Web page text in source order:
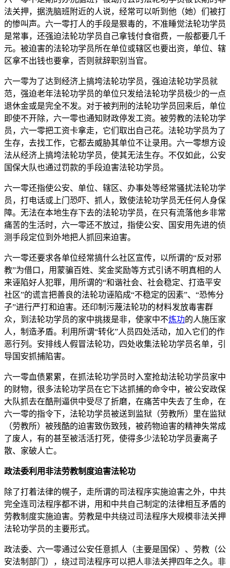
法关押，据洗脑班附近的人说，经常可以听到他（她）们被打
的惨叫声。六一零打人的手段是狠毒的，不准睡觉法轮功学员
是常事，还强迫法轮功学员自己拿钱付食宿费，一般都要几千
元。被迫害的法轮功学员所在单位或辖区也要出资，单位、辖
区拿不出钱也要拿，否则就辞职别当官。
六一零为了达到经济上搞垮法轮功学员，强迫法轮功学员就
范，强迫老年法轮功学员的单位只发给法轮功学员极少的一点
退休金或是完全不发。对于被判刑的法轮功学员回来后，单位
即使不开除，六一零也通知财政停发工资。被劳教的法轮功学
员，六一零把工资卡拿走，它们取出自己花。法轮功学员为了
生存，去找工作，它都去威胁其单位不让录用。六一零想方设
法从经济上搞垮法轮功学员，使其无法生存。不仅如此，公安
国保大队也通过罚款的手段迫害法轮功学员。
六一零还指使公安、单位、辖区、办事处等经常骚扰法轮功学
员，打电话或上门恐吓、抓人，致使法轮功学员无任何人身保
障。无法在本地生存下去的法轮功学员，在只有流落他乡非常
痛苦的生活时，六一零还不放过，指使公安、国安用先进的侦
测手段定位到外地把人抓回来迫害。
六一零还要求各单位经常搞什么社区宣传，以所谓的“反对邪
教”为借口，用蒙骗百姓、奖金奖励等方式引诱不明真相的人
来诬陷好人犯罪，用所谓的“和谐社会、社会稳定、打造平安
社区”的谎言把善良的法轮功诬陷成“不稳定的因素”、“恐怖分
子”进行严打和迫害。还印制污蔑法轮功的材料发放毒害群
众，到法轮功学员的家中挑拨是非，使家中不炼功的人施压家
人，制造矛盾。利用所谓“转化”人员四处活动，加入它们的作
恶行列。安排线人假冒法轮功，四处收集法轮功学员名单，引
导国安抓捕陷害。
六一零血债累累，在抓法轮功学员时入室抢劫法轮功学员家中
的财物，很多法轮功学员在它下达抓捕的命令中，被公安政保
大队抓去在酷刑逼供中受尽了折磨，在痛苦中失去了生命，在
六一零的指令下，法轮功学员被送到监狱（劳教所）里在监狱
（劳教所）被残酷的迫害致伤致残，被药物迫害的精神失常成
了废人，有的甚至被活活打死，使得多少法轮功学员妻离子
散、家破人亡。
政法委利用非法劳教制度迫害法轮功
除了打着法律的幌子，走所谓的司法程序实施迫害之外，中共
完全连司法程序都不讲，用和中共自己制定的法律相互矛盾的
劳教制度实施迫害。劳教是中共绕过司法程序大规模非法关押
法轮功学员的主要形式。
政法委、六一零通过公安任意抓人（主要是国保）、劳教（公
安法制部门），绕过司法程序可以把人非法关押四年之久。非